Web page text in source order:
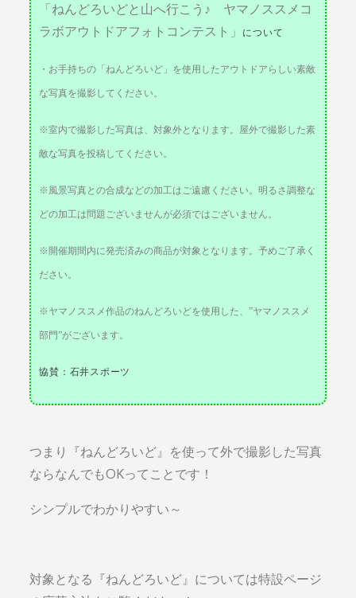
「ねんどろいどと山へ行こう♪ ヤマノススメコ
ラボアウトドアフォトコンテスト」
について
・お手持ちの「ねんどろいど」を使用したアウトドアらしい素敵
な写真を撮影してください。
※室内で撮影した写真は、対象外となります。屋外で撮影した素
敵な写真を投稿してください。
※風景写真との合成などの加工はご遠慮ください。明るさ調整な
どの加工は問題ございませんが必須ではございません。
※開催期間内に発売済みの商品が対象となります。予めご了承く
ださい。
※ヤマノススメ作品のねんどろいどを使用した、”ヤマノススメ
部門”がございます。
協賛：石井スポーツ
つまり『ねんどろいど』を使って外で撮影した写真
ならなんでもOKってことです！
シンプルでわかりやすい～
対象となる『ねんどろいど』については特設ページ